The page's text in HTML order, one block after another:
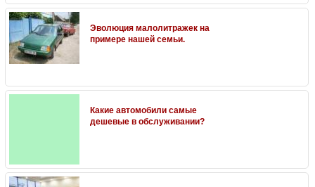
Эволюция малолитражек на
примере нашей семьи.
Какие автомобили самые
дешевые в обслуживании?